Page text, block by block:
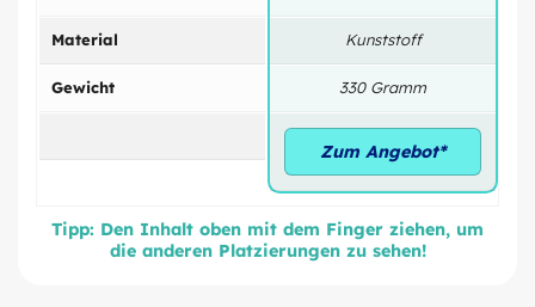
Material
Gewicht
Kunststoff
330 Gramm
Zum Angebot*
Tipp: Den Inhalt oben mit dem Finger ziehen, um
die anderen Platzierungen zu sehen!